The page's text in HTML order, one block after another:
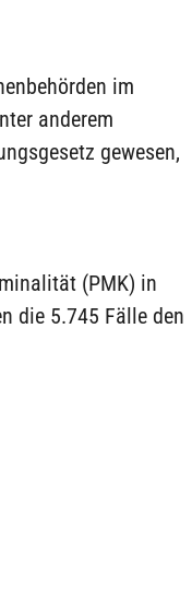
im
anderem
gewesen,
(PMK) in
die 5.745 Fälle den